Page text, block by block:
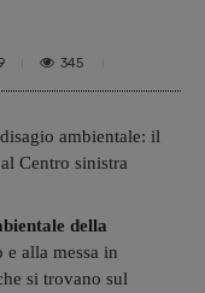
345
ambientale: il
Centro sinistra
della
alla messa in
si trovano sul